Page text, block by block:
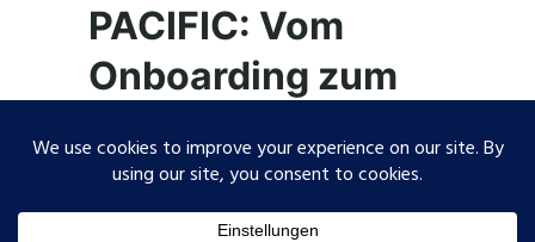
PACIFIC: Vom
Onboarding zum
PACIFIC ist die Plattform zum
Berechnen, Verwalten und Austauschen